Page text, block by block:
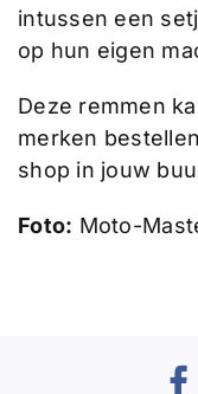
intussen een
op hun eigen
Deze remmen
merken
shop in jouw
Foto: Moto-